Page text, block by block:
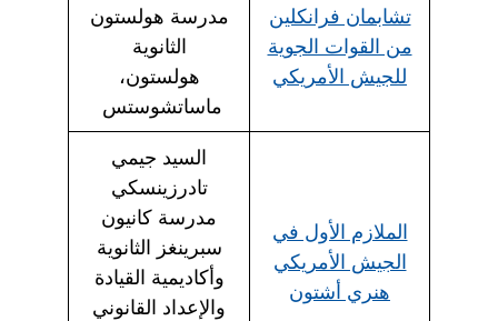
تشابمان فرانكلين
من القوات الجوية
للجيش الأمريكي
مدرسة هولستون
الثانوية
هولستون،
ماساتشوستس
الملازم الأول في
الجيش الأمريكي
هنري أشتون
السيد جيمي
تادرزينسكي
مدرسة كانيون
سبرينغز الثانوية
وأكاديمية القيادة
والإعداد القانوني